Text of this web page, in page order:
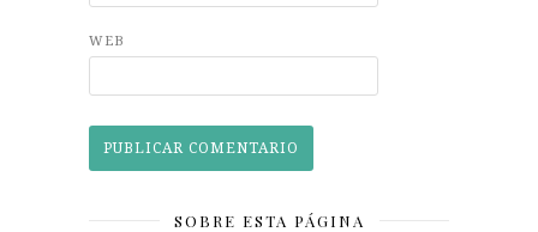
WEB
SOBRE ESTA PÁGINA